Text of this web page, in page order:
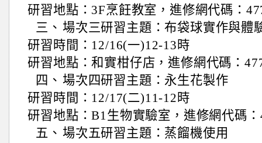
研習地點：3F烹飪教室，進修網代碼：
三、 場次三研習主題：布袋球實作與體
研習時間：12/16(一)12-13時
研習地點：和實柑仔店，進修網代碼：
四、 場次四研習主題：永生花製作
研習時間：12/17(二)11-12時
研習地點：B1生物實驗室，進修網代碼
五、 場次五研習主題：蒸餾機使用